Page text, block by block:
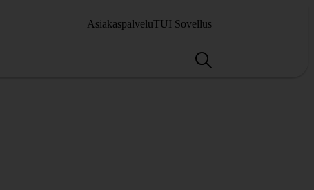
AsiakaspalveluTUI Sovellus